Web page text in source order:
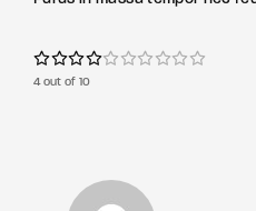
4 out of 10